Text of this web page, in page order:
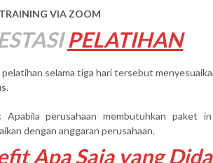
VIA ZOOM
PELATIHAN
selama tiga hari tersebut
Apabila perusahaan membutuhkan paket
dengan anggaran perusahaan.
Apa Saja yang